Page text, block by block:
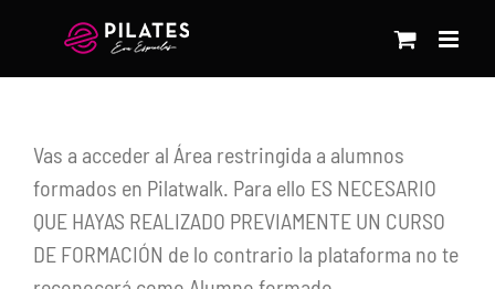
contenido
Vas a acceder al Área restringida a alumnos
formados en Pilatwalk. Para ello ES NECESARIO
QUE HAYAS REALIZADO PREVIAMENTE UN CURSO
DE FORMACIÓN de lo contrario la plataforma no te